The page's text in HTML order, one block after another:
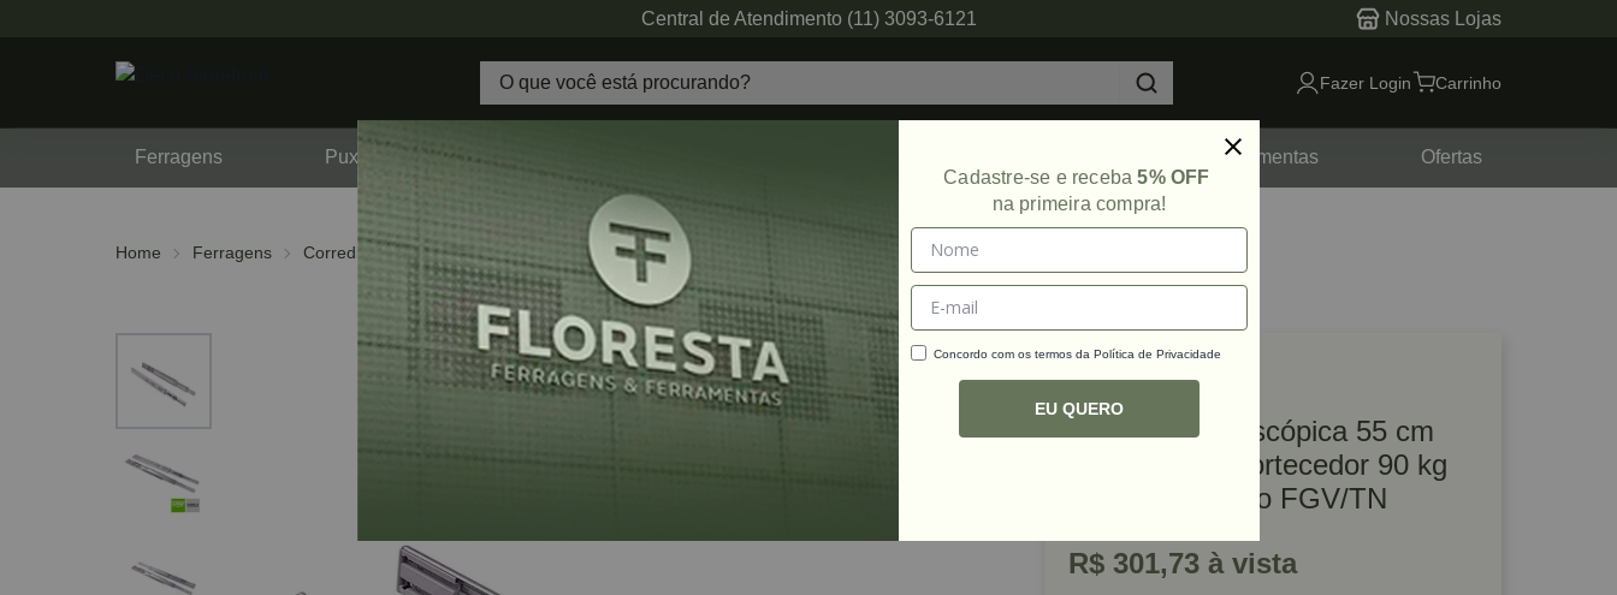
Central de Atendimento (11) 3093-6121 Nossas Lojas
Fazer Login Carrinho
Ferragens Puxadores Ferramentas Ofertas
Home Ferragens Corrediças Telescópicas
Ref: 78873
Corrediça Telescópica 55 cm
TT90 com Amortecedor 90 kg
Zinco Acetinado FGV/TN
R$ 301,73 à vista
Cadastre-se e receba5% OFF
na primeira compra!
Concordo com os termos da Política de Privacidade
EU QUERO